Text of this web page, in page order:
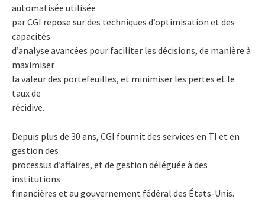
automatisée utilisée
par CGI repose sur des techniques d’optimisation et des
capacités
d’analyse avancées pour faciliter les décisions, de manière à
maximiser
la valeur des portefeuilles, et minimiser les pertes et le
taux de
récidive.
Depuis plus de 30 ans, CGI fournit des services en TI et en
gestion des
processus d’affaires, et de gestion déléguée à des
institutions
financières et au gouvernement fédéral des États-Unis.